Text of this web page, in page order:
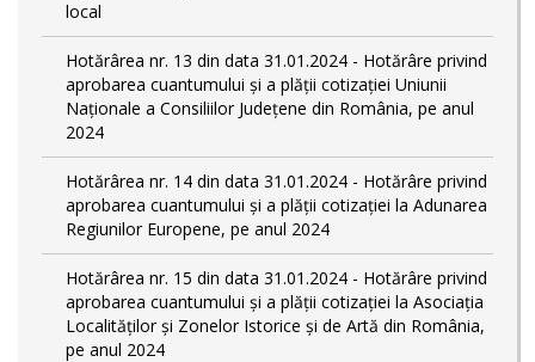
local
Hotărârea nr. 13 din data 31.01.2024 - Hotărâre privind
aprobarea cuantumului și a plății cotizației Uniunii
Naționale a Consiliilor Județene din România, pe anul
2024
Hotărârea nr. 14 din data 31.01.2024 - Hotărâre privind
aprobarea cuantumului și a plății cotizației la Adunarea
Regiunilor Europene, pe anul 2024
Hotărârea nr. 15 din data 31.01.2024 - Hotărâre privind
aprobarea cuantumului și a plății cotizației la Asociația
Localităților și Zonelor Istorice și de Artă din România,
pe anul 2024